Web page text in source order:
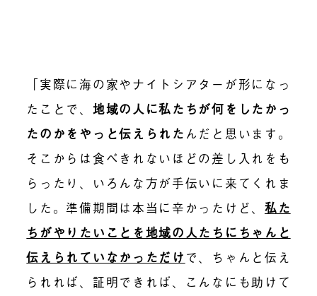
「実際に海の家やナイトシアターが形になっ
たことで、 地域の人に私たちが何をしたかっ
たのかをやっと伝えられた んだと思います。
そこからは食べきれないほどの差し入れをも
らったり、いろんな方が手伝いに来てくれま
した。準備期間は本当に辛かったけど、 私た
ちがやりたいことを地域の人たちにちゃんと
伝えられていなかっただけ で、ちゃんと伝え
られれば、証明できれば、こんなにも助けて